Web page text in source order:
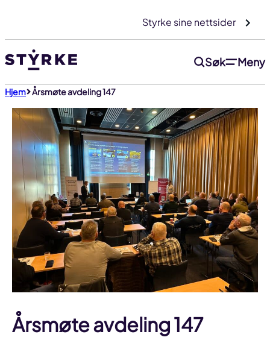
innhold
Styrke sine nettsider
Søk Meny
Hjem Årsmøte avdeling 147
Årsmøte avdeling 147